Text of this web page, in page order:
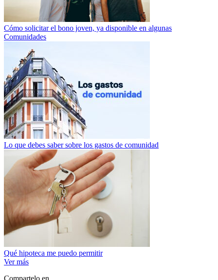
Cómo solicitar el bono joven, ya disponible en algunas
Comunidades
Lo que debes saber sobre los gastos de comunidad
Qué hipoteca me puedo permitir
Ver más